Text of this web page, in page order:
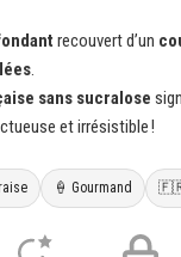
recouvert d’un
.
sans sucralose
et irrésistible !
🍦 Gourmand 🇫🇷